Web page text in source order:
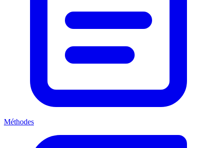
Méthodes